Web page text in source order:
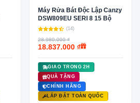
Máy Rửa Bát Độc Lập Canzy
DSW809EU SERI 8 15 Bộ
(14)
28.980.000 ₫
18.837.000 ₫
GIAO TRONG 2H
QUÀ TẶNG
CHÍNH HÃNG
LẮP ĐẶT TOÀN QUỐC